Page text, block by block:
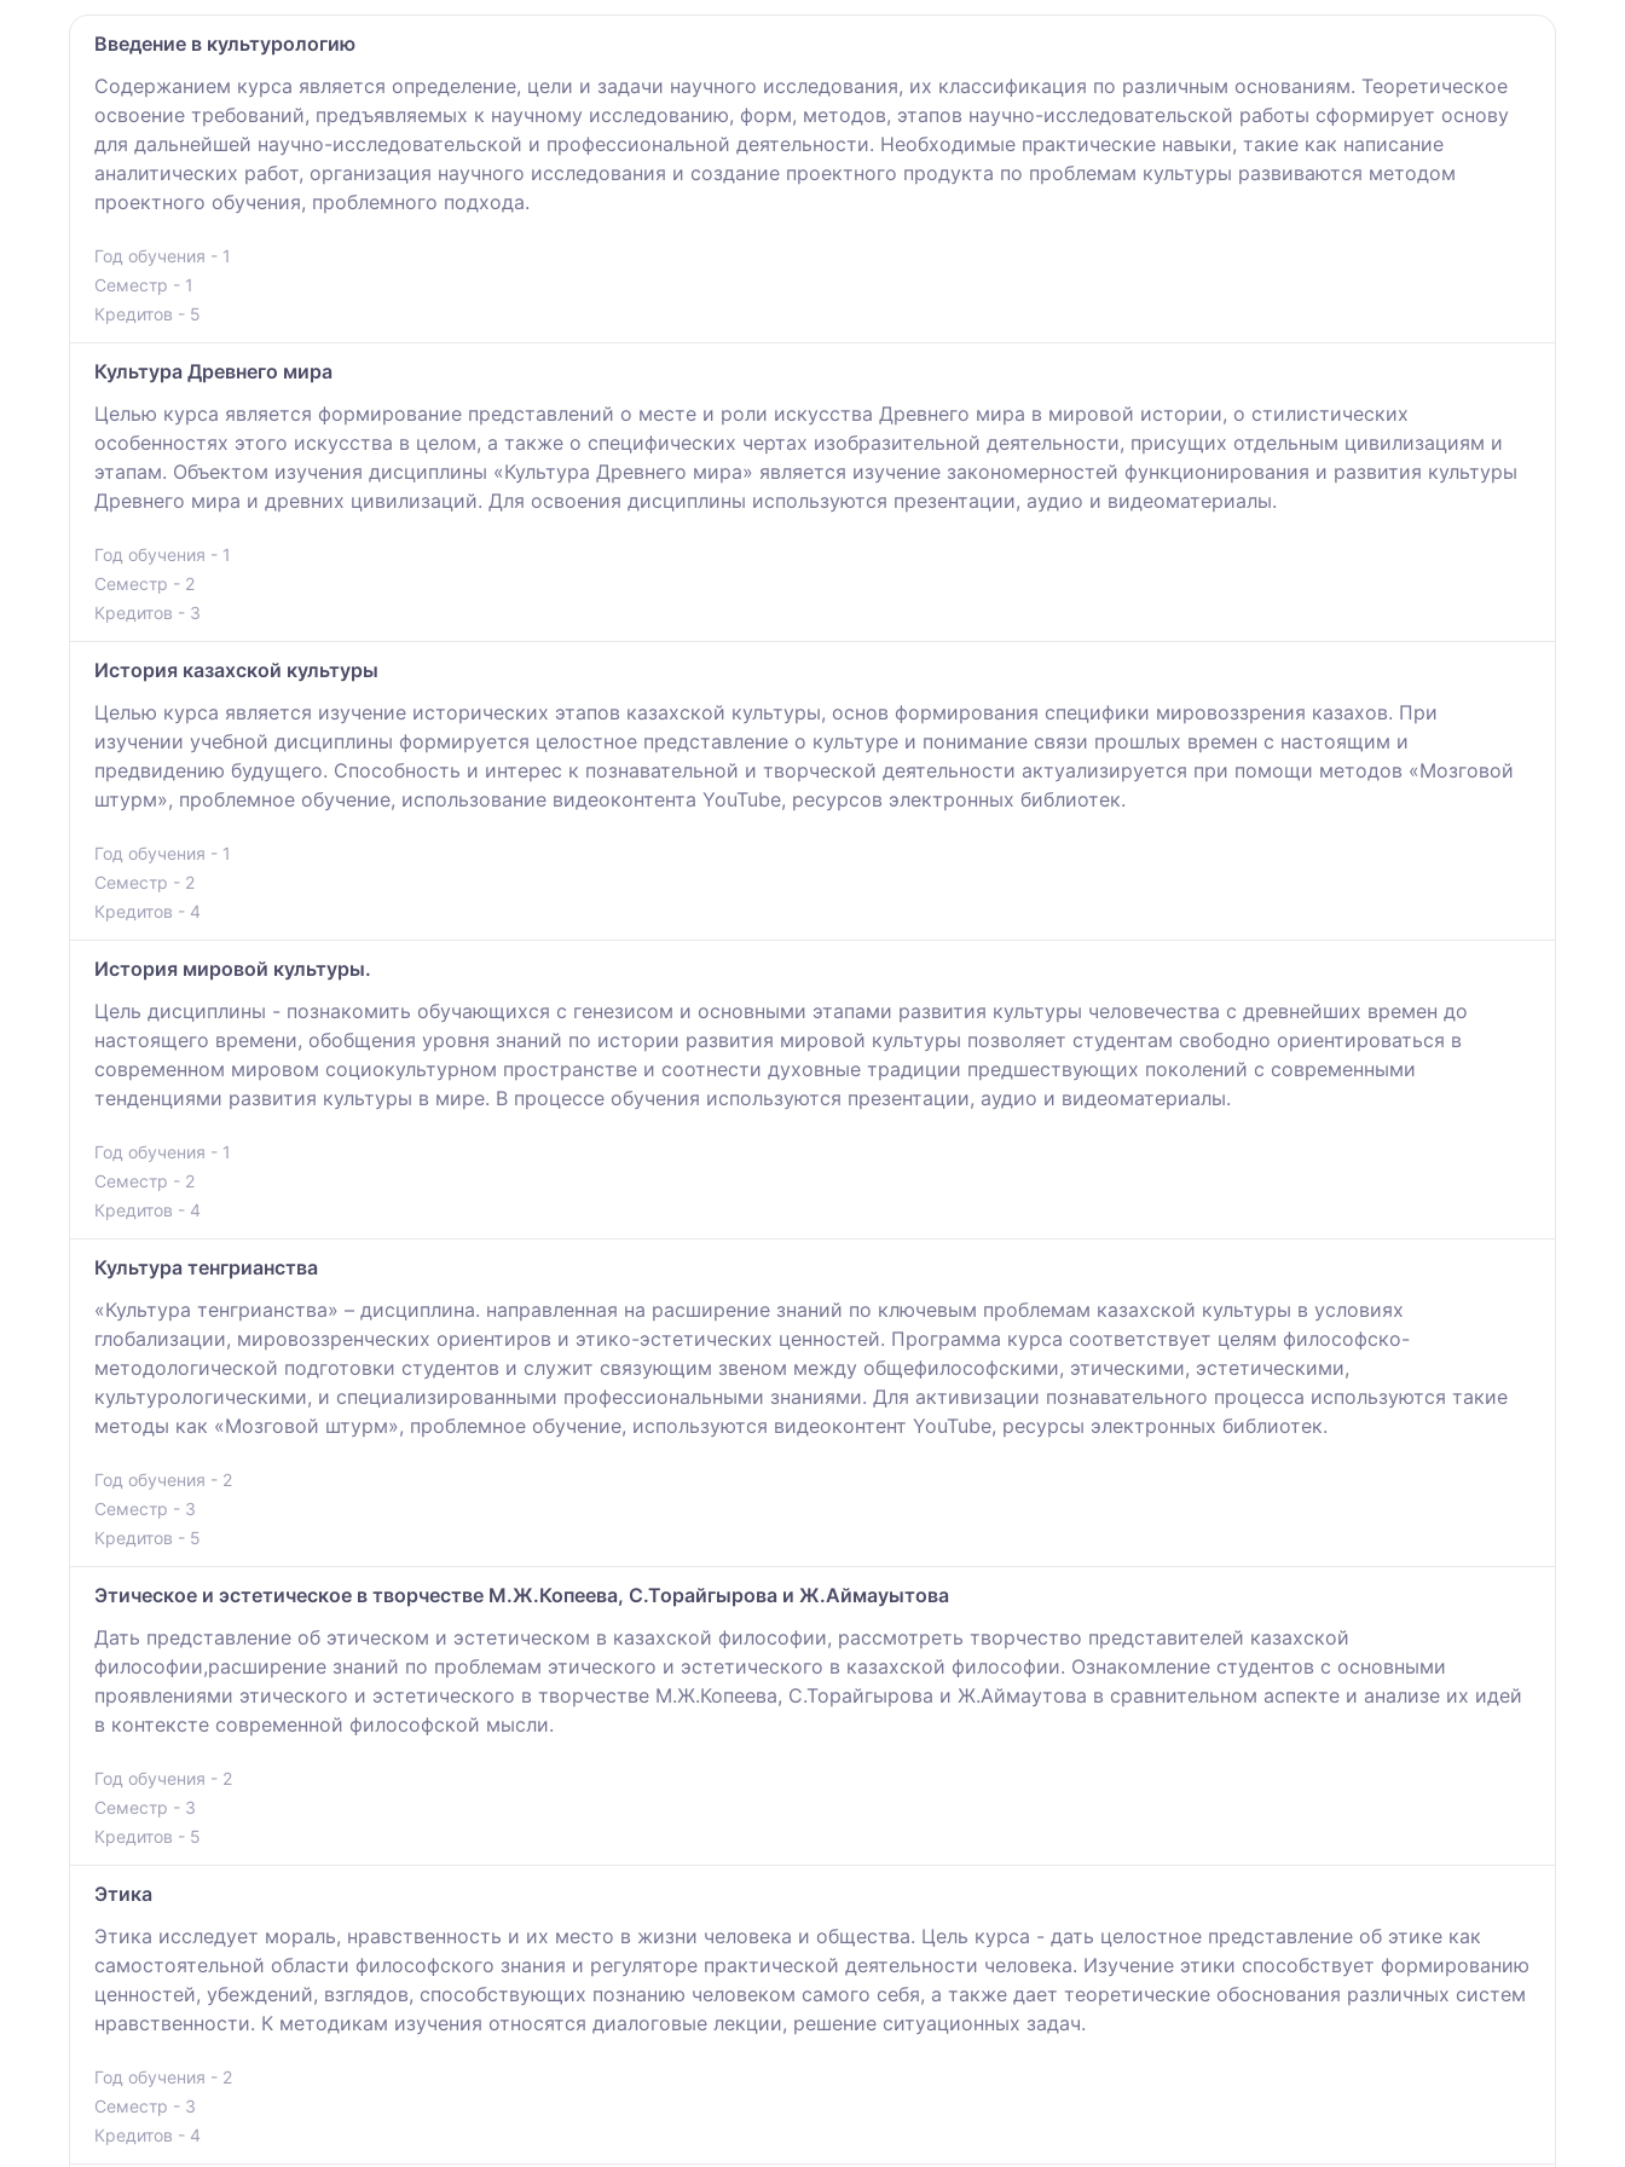
Введение в культурологию
Содержанием курса является определение, цели и задачи научного исследования, их классификация по различным основаниям. Теоретическое
освоение требований, предъявляемых к научному исследованию, форм, методов, этапов научно-исследовательской работы сформирует основу
для дальнейшей научно-исследовательской и профессиональной деятельности. Необходимые практические навыки, такие как написание
аналитических работ, организация научного исследования и создание проектного продукта по проблемам культуры развиваются методом
проектного обучения, проблемного подхода.
Год обучения - 1
Семестр - 1
Кредитов - 5
Культура Древнего мира
Целью курса является формирование представлений о месте и роли искусства Древнего мира в мировой истории, о стилистических
особенностях этого искусства в целом, а также о специфических чертах изобразительной деятельности, присущих отдельным цивилизациям и
этапам. Объектом изучения дисциплины «Культура Древнего мира» является изучение закономерностей функционирования и развития культуры
Древнего мира и древних цивилизаций. Для освоения дисциплины используются презентации, аудио и видеоматериалы.
Год обучения - 1
Семестр - 2
Кредитов - 3
История казахской культуры
Целью курса является изучение исторических этапов казахской культуры, основ формирования специфики мировоззрения казахов. При
изучении учебной дисциплины формируется целостное представление о культуре и понимание связи прошлых времен с настоящим и
предвидению будущего. Способность и интерес к познавательной и творческой деятельности актуализируется при помощи методов «Мозговой
штурм», проблемное обучение, использование видеоконтента YouTube, ресурсов электронных библиотек.
Год обучения - 1
Семестр - 2
Кредитов - 4
История мировой культуры.
Цель дисциплины - познакомить обучающихся с генезисом и основными этапами развития культуры человечества с древнейших времен до
настоящего времени, обобщения уровня знаний по истории развития мировой культуры позволяет студентам свободно ориентироваться в
современном мировом социокультурном пространстве и соотнести духовные традиции предшествующих поколений с современными
тенденциями развития культуры в мире. В процессе обучения используются презентации, аудио и видеоматериалы.
Год обучения - 1
Семестр - 2
Кредитов - 4
Культура тенгрианства
«Культура тенгрианства» – дисциплина. направленная на расширение знаний по ключевым проблемам казахской культуры в условиях
глобализации, мировоззренческих ориентиров и этико-эстетических ценностей. Программа курса соответствует целям философско-
методологической подготовки студентов и служит связующим звеном между общефилософскими, этическими, эстетическими,
культурологическими, и специализированными профессиональными знаниями. Для активизации познавательного процесса используются такие
методы как «Мозговой штурм», проблемное обучение, используются видеоконтент YouTube, ресурсы электронных библиотек.
Год обучения - 2
Семестр - 3
Кредитов - 5
Этическое и эстетическое в творчестве М.Ж.Копеева, С.Торайгырова и Ж.Аймауытова
Дать представление об этическом и эстетическом в казахской философии, рассмотреть творчество представителей казахской
философии,расширение знаний по проблемам этического и эстетического в казахской философии. Ознакомление студентов с основными
проявлениями этического и эстетического в творчестве М.Ж.Копеева, С.Торайгырова и Ж.Аймаутова в сравнительном аспекте и анализе их идей
в контексте современной философской мысли.
Год обучения - 2
Семестр - 3
Кредитов - 5
Этика
Этика исследует мораль, нравственность и их место в жизни человека и общества. Цель курса - дать целостное представление об этике как
самостоятельной области философского знания и регуляторе практической деятельности человека. Изучение этики способствует формированию
ценностей, убеждений, взглядов, способствующих познанию человеком самого себя, а также дает теоретические обоснования различных систем
нравственности. К методикам изучения относятся диалоговые лекции, решение ситуационных задач.
Год обучения - 2
Семестр - 3
Кредитов - 4